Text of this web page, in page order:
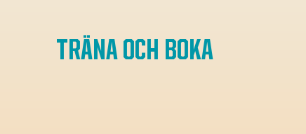
TRÄNA OCH BOKA